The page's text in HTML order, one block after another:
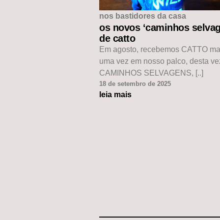
nos bastidores da casa
os novos ‘caminhos
de catto
Em agosto, recebemos CATTO
uma vez em nosso palco, desta
CAMINHOS SELVAGENS, [..]
18 de setembro de 2025
leia mais